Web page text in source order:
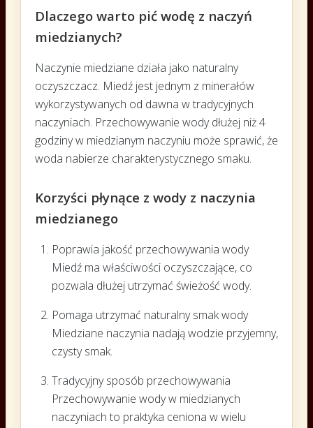
Dlaczego warto pić wodę z naczyń
miedzianych?
Naczynie miedziane działa jako naturalny
oczyszczacz. Miedź jest jednym z minerałów
wykorzystywanych od dawna w tradycyjnych
naczyniach. Przechowywanie wody dłużej niż 4
godziny w miedzianym naczyniu może sprawić, że
woda nabierze charakterystycznego smaku.
Korzyści płynące z wody z naczynia
miedzianego
Poprawia jakość przechowywania wody
Miedź ma właściwości oczyszczające, co
pozwala dłużej utrzymać świeżość wody.
Pomaga utrzymać naturalny smak wody
Miedziane naczynia nadają wodzie przyjemny,
czysty smak.
Tradycyjny sposób przechowywania
Przechowywanie wody w miedzianych
naczyniach to praktyka ceniona w wielu